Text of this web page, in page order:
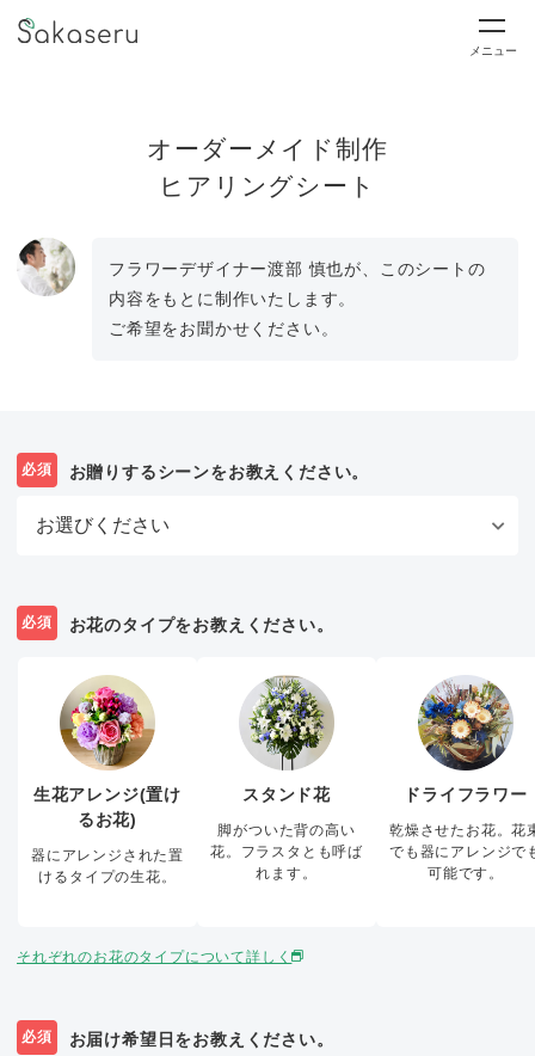
メニュー
オーダーメイド制作
ヒアリングシート
フラワーデザイナー渡部 慎也が、このシートの
内容をもとに制作いたします。
ご希望をお聞かせください。
必須 お贈りするシーンをお教えください。
必須 お花のタイプをお教えください。
生花アレンジ(置け
るお花)
器にアレンジされた置
けるタイプの生花。
スタンド花
脚がついた背の高い
花。フラスタとも呼ば
れます。
ドライフラワー
乾燥させたお花。花
でも器にアレンジで
可能です。
それぞれのお花のタイプについて詳しく
必須 お届け希望日をお教えください。